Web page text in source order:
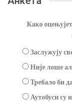
Како
Заслужују
Није лоше
Требало би
Аутобуси су